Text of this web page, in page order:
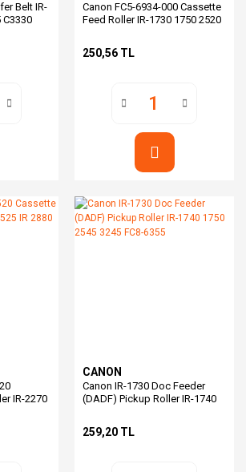
Belt IR-
C3330
Canon FC5-6934-000 Cassette
Feed Roller IR-1730 1750 2520
250,56 TL
IR-2270
CANON
Canon IR-1730 Doc Feeder
(DADF) Pickup Roller IR-1740
259,20 TL